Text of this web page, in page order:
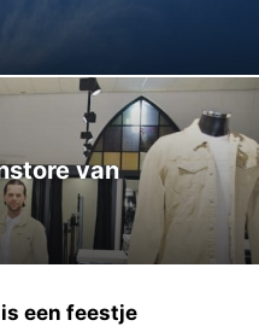
van
een feestje